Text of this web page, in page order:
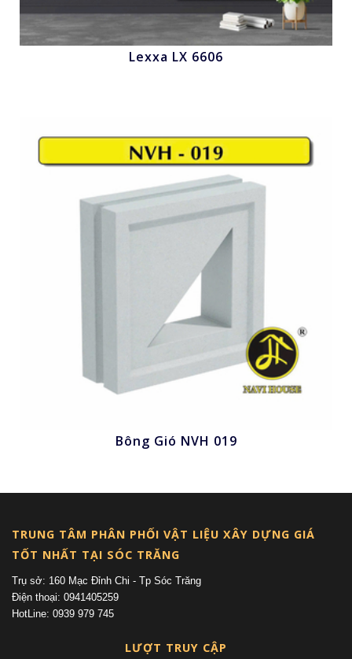
Nhấn để xem
Lexxa LX 6606
Nhấn để xem
Bông Gió NVH 019
TRUNG TÂM PHÂN PHỐI VẬT LIỆU XÂY DỰNG GIÁ
TỐT NHẤT TẠI SÓC TRĂNG
Trụ sở: 160 Mạc Đỉnh Chi - Tp Sóc Trăng
Điện thoại: 0941405259
HotLine: 0939 979 745
LƯỢT TRUY CẬP